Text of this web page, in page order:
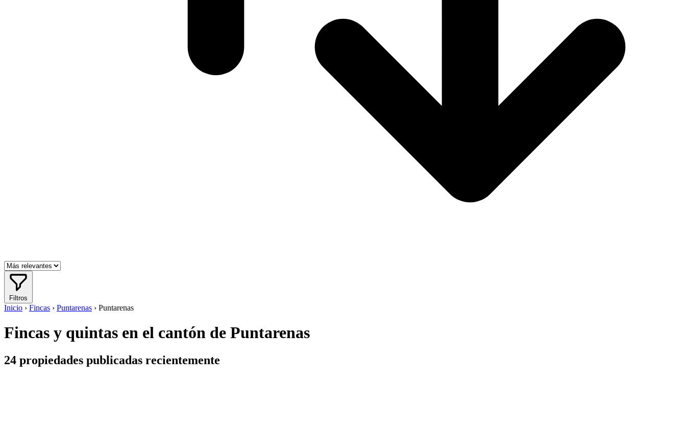
Filtros
Inicio › Fincas › Puntarenas › Puntarenas
Fincas y quintas en el cantón de Puntarenas
24 propiedades publicadas recientemente